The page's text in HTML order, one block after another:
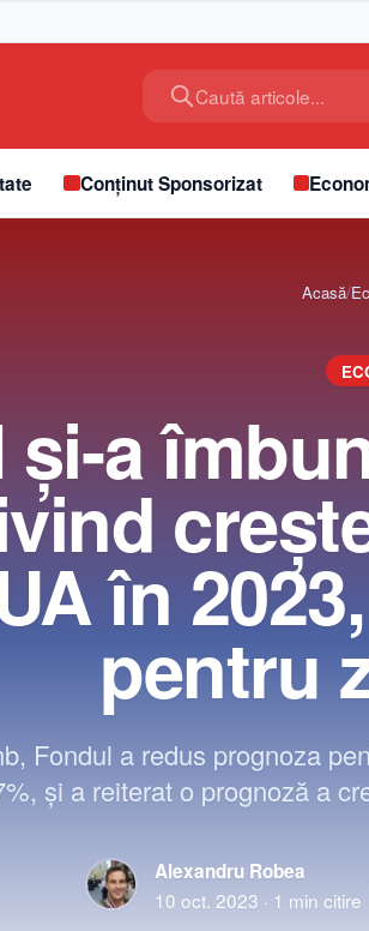
Caută articole...
Conținut Sponsorizat
Acasă/
şi-a
în
pentru
Fondul a redus prognoza
şi a reiterat o prognoză a
Alexandru Robea
10 oct. 2023 · 1 min citire